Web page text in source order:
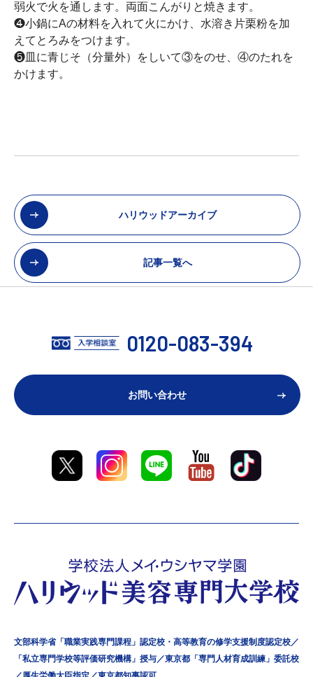
弱火で火を通します。両面こんがりと焼きます。
❹小鍋にAの材料を入れて火にかけ、水溶き片栗粉を加
えてとろみをつけます。
❺皿に青じそ（分量外）をしいて③をのせ、④のたれを
かけます。
ハリウッドアーカイブ
記事一覧へ
文部科学省「職業実践専門課程」認定校・高等教育の修学支援制度認定校／
「私立専門学校等評価研究機構」授与／東京都「専門人材育成訓練」委託校
0120-083-394
お問い合わせ